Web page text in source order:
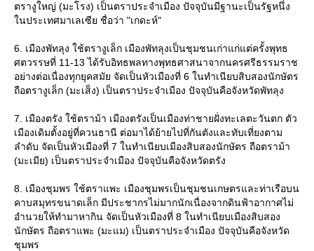
ตรางูใหญ่ (มะโรง) เป็นตราประจำเมือง ปัจจุบันมีฐานะเป็นรัฐหนึ่ง
นประเทศมาเลเซีย ชื่อว่า "เกดะห์"
6. เมืองพัทลุง ใช้ตรางูเล็ก เมืองพัทลุงเป็นชุมชนเก่าแก่แต่ครั้งพุทธ
ศตวรรษที่ 11-13 ได้รับอิทธพลทางพุทธศาสนาจากนครศรีธรรมราช
อย่างต่อเนื่องทุกยุคสมัย จัดเป็นหัวเมืองที่ 6 ในทำเนียบสิบสองนักษัตร
ถือตรางูเล็ก (มะเส็ง) เป็นตราประจำเมือง ปัจจุบันคือจังหวัดพัทลุง
7. เมืองตรัง ใช้ตราม้า เมืองตรังเป็นเมืองท่าชายฝั่งทะเลตะวันตก ตัว
เมืองเดิมตั้งอยู่ที่ควนธานี ต่อมาได้ย้ายไปที่กันตังและทับเที่ยงตาม
ลำดับ จัดเป็นหัวเมืองที่ 7 ในทำเนียบเมืองสิบสองนักษัตร ถือตราม้า
(มะเมีย) เป็นตราประจำเมือง ปัจจุบันคือจังหวัดตรัง
8. เมืองชุมพร ใช้ตราแพะ เมืองชุมพรเป็นชุมชนเกษตรและท่าเรือบน
คาบสมุทรขนาดเล็ก มีประชากรไม่มากนักเนื่องจากดินฟ้าอากาศไม่
อำนวยให้ทำมาหากิน จัดเป็นหัวเมืองที่ 8 ในทำเนียบเมืองสิบสอง
นักษัตร ถือตราแพะ (มะแม) เป็นตราประจำเมือง ปัจจุบันคือจังหวัด
ชุมพร